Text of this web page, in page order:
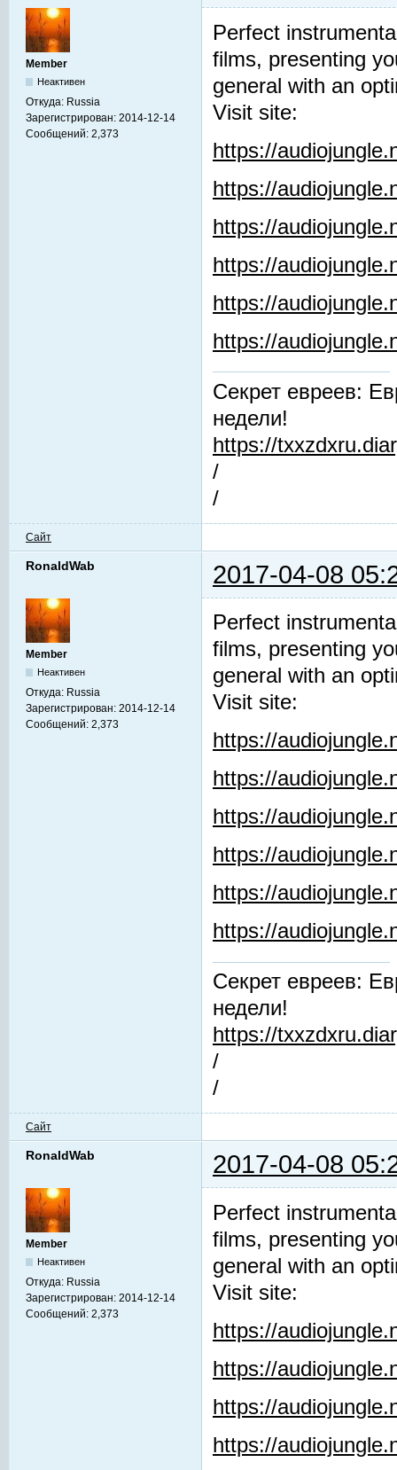
Member
Неактивен
Откуда: Russia
Зарегистрирован: 2014-12-14
Сообщений: 2,373
Perfect
films, presenting
general with an
Visit site:
https://
https://
https://
https://
https://
https://
Секрет евреев:
недели!
https://
/
/
Сайт
RonaldWab 2017-04-08
Member
Неактивен
Откуда: Russia
Зарегистрирован: 2014-12-14
Сообщений: 2,373
Perfect
films, presenting
general with an
Visit site:
https://
https://
https://
https://
https://
https://
Секрет евреев:
недели!
https://
/
/
Сайт
RonaldWab 2017-04-08
Member
Неактивен
Откуда: Russia
Зарегистрирован: 2014-12-14
Сообщений: 2,373
Perfect
films, presenting
general with an
Visit site:
https://
https://
https://
https://